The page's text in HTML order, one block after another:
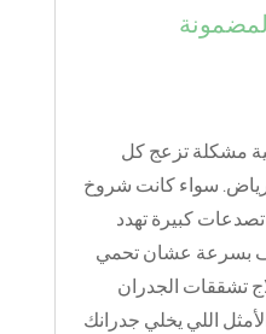
مشكلة تزعج كل
سواء كانت شروخ
كبيرة تهدد
بسرعة عشان تحمي
تشققات الجدران
اللي يخلي جدرانك